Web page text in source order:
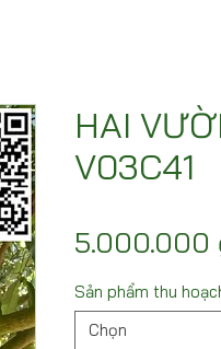
HAI
V03C41
5.000.000
Sản phẩm thu
Chọn